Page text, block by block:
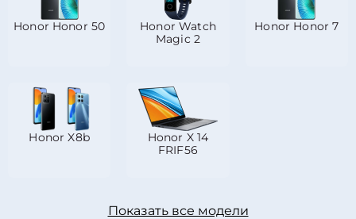
Honor Honor 50
Honor Watch
Magic 2
Honor Honor 7
Honor X8b
Honor X 14
FRIF56
Показать все модели